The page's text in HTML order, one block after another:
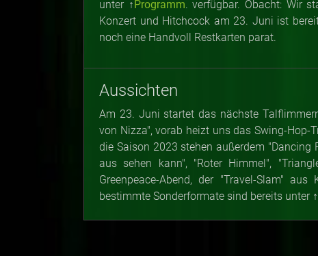
unter ↑ Programm. verfügbar. Obacht: Wir
Konzert und Hitchcock am 23. Juni ist
noch eine Handvoll Restkarten parat.
Aussichten
Am 23. Juni startet das nächste
von Nizza", vorab heizt uns das Swing-Hop-
die Saison 2023 stehen außerdem "Dancing
aus sehen kann", "Roter Himmel",
Greenpeace-Abend, der "Travel-Slam"
bestimmte Sonderformate sind bereits unter ↑